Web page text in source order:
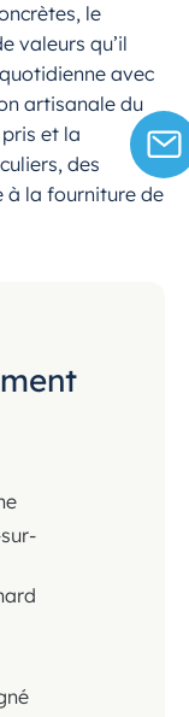
le
valeurs qu’il
avec
artisanale du
et la
des
à la fourniture de